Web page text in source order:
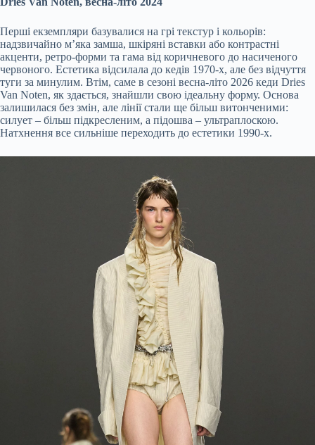
Перші екземпляри базувалися на грі текстур і кольорів:
надзвичайно м’яка замша, шкіряні вставки або контрастні
акценти, ретро-форми та гама від коричневого до насиченого
червоного. Естетика відсилала до кедів 1970-х, але без відчуття
туги за минулим. Втім, саме в сезоні весна-літо 2026 кеди Dries
Van Noten, як здається, знайшли свою ідеальну форму. Основа
залишилася без змін, але лінії стали ще більш витонченими:
силует – більш підкресленим, а підошва – ультраплоскою.
Натхнення все сильніше переходить до естетики 1990-х.